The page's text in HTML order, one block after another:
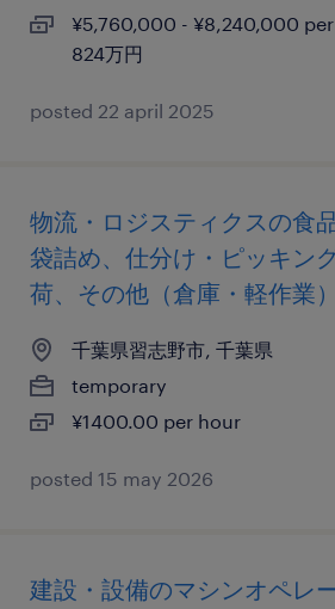
¥5,760,000 - ¥8,240,000 per
824万円
posted 22 april 2025
物流・ロジスティクスの食
袋詰め、仕分け・ピッキン
荷、その他（倉庫・軽作業）
千葉県習志野市, 千葉県
temporary
¥1400.00 per hour
posted 15 may 2026
建設・設備のマシンオペレ